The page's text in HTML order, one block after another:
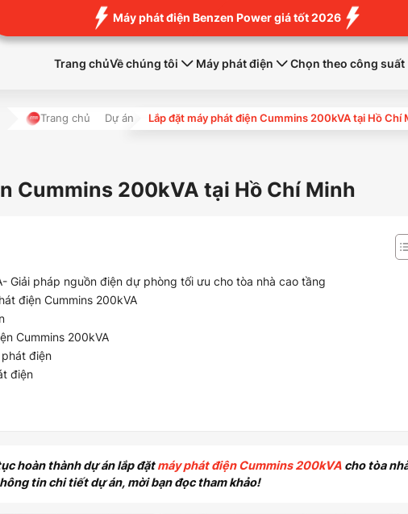
Máy phát điện Benzen Power giá tốt 2026
Trang chủVề chúng tôi Máy phát điện Chọn theo công suất
Trang chủ Dự án Lắp đặt máy phát điện Cummins 200kVA tại Hồ Chí
Cummins 200kVA tại Hồ Chí Minh
Giải pháp nguồn điện dự phòng tối ưu cho tòa nhà cao tầng
điện Cummins 200kVA
Cummins 200kVA
điện
điện
hoàn thành dự án lắp đặtmáy phát điện Cummins 200kVA cho tòa
tin chi tiết dự án, mời bạn đọc tham khảo!